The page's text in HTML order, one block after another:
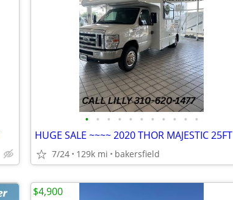
• • • • • • • • • • •
HUGE SALE ~~~~ 2020 THOR MAJESTIC 25FT
7/24 129k mi bakersfield
$4,900